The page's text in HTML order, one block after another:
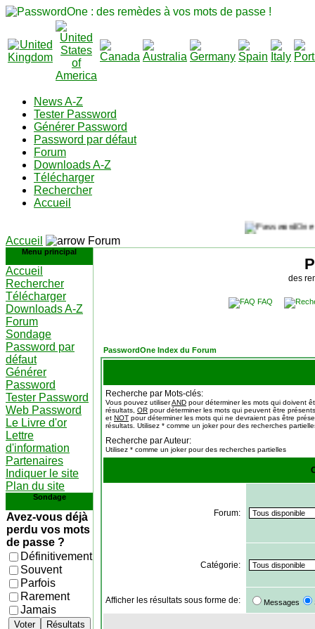
News A-Z
Tester Password
Générer Password
Password par défaut
Forum
Downloads A-Z
Télécharger
Rechercher
Accueil
Accueil Forum
Menu principal
Accueil
Rechercher
Télécharger
Downloads A-Z
Forum
Sondage
Password par
défaut
Générer
Password
Tester Password
Web Password
Le Livre d'or
Lettre
d'information
Partenaires
Indiquer le site
Plan du site
Sondage
Avez-vous déjà
perdu vos mots
de passe ?
Définitivement
Souvent
Parfois
Rarement
Jamais
Voter Résultats
des
FAQ
PasswordOne Index du Forum
Recherche par Mots-clés:
Vous pouvez utiliserAND pour déterminer les mots qui doivent
résultats, OR pour déterminer les mots qui peuvent être
et NOT pour déterminer les mots qui ne devraient pas être
résultats. Utilisez * comme un joker pour des recherches
Recherche par Auteur:
Utilisez * comme un joker pour des recherches partielles
Forum:
Catégorie:
Afficher les résultats sous forme de: Messages